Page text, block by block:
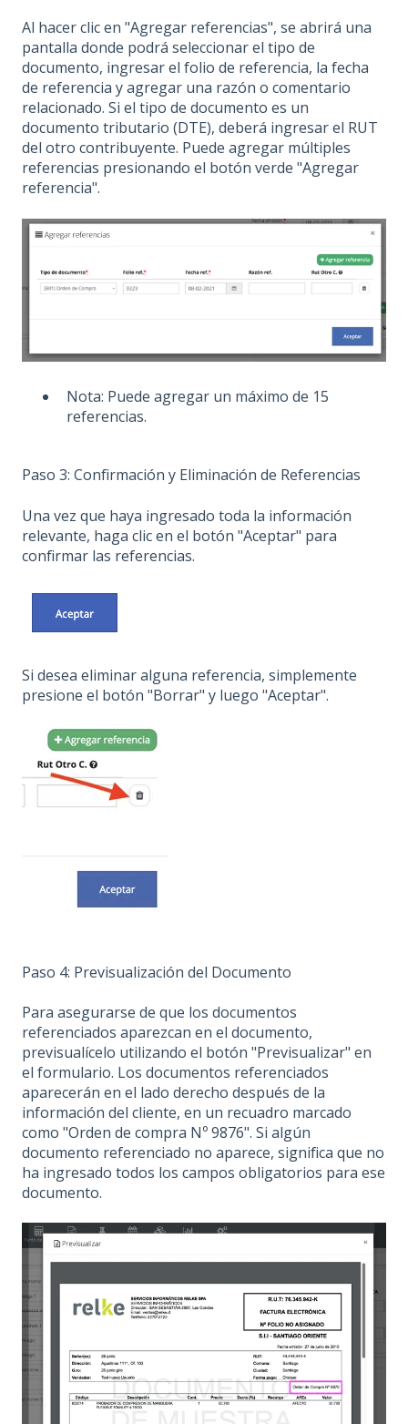
Al hacer clic en "Agregar referencias", se abrirá una
pantalla donde podrá seleccionar el tipo de
documento, ingresar el folio de referencia, la fecha
de referencia y agregar una razón o comentario
relacionado. Si el tipo de documento es un
documento tributario (DTE), deberá ingresar el RUT
del otro contribuyente. Puede agregar múltiples
referencias presionando el botón verde "Agregar
referencia".
Nota: Puede agregar un máximo de 15
referencias.
Paso 3: Confirmación y Eliminación de Referencias
Una vez que haya ingresado toda la información
relevante, haga clic en el botón "Aceptar" para
confirmar las referencias.
Si desea eliminar alguna referencia, simplemente
presione el botón "Borrar" y luego "Aceptar".
Paso 4: Previsualización del Documento
Para asegurarse de que los documentos
referenciados aparezcan en el documento,
previsualícelo utilizando el botón "Previsualizar" en
el formulario. Los documentos referenciados
aparecerán en el lado derecho después de la
información del cliente, en un recuadro marcado
como "Orden de compra Nº 9876". Si algún
documento referenciado no aparece, significa que no
ha ingresado todos los campos obligatorios para ese
documento.